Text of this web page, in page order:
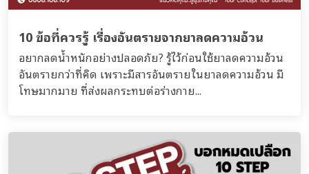
10 ข้อที่ควรรู้ เรื่องอันตรายจากยาลดความอ้วน
อยากลดน้ำหนักอย่างปลอดภัย? รู้ไว้ก่อนใช้ยาลดความอ้วน
อันตรายกว่าที่คิด เพราะมีสารอันตรายในยาลดความอ้วน มี
โทษมากมาย ที่ส่งผลกระทบต่อร่างกาย...